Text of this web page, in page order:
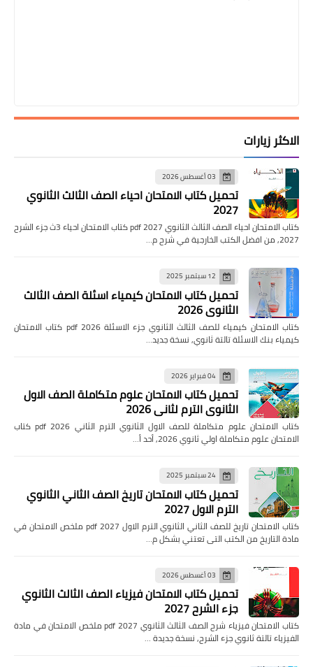
الاكثر زيارات
03 أغسطس 2026
تحميل كتاب الامتحان احياء الصف الثالث الثانوي
2027
كتاب الامتحان احياء الصف الثالث الثانوي pdf 2027 كتاب الامتحان احياء 3ث جزء الشرح
2027, من افضل الكتب الخارجية في شرح م…
12 سبتمبر 2025
تحميل كتاب الامتحان كيمياء اسئلة الصف الثالث
الثانوي 2026
كتاب الامتحان كيمياء للصف الثالث الثانوي جزء الاسئلة pdf 2026 كتاب الامتحان
كيمياء بنك الاسئلة تالتة ثانوي, نسخة جديد…
04 فبراير 2026
تحميل كتاب الامتحان علوم متكاملة الصف الاول
الثانوي الترم لثاني 2026
كتاب الامتحان علوم متكاملة للصف الاول الثانوي الترم الثاني pdf 2026 كتاب
الامتحان علوم متكاملة اولي ثانوي 2026, أحد أ…
24 سبتمبر 2025
تحميل كتاب الامتحان تاريخ الصف الثاني الثانوي
الترم الاول 2027
كتاب الامتحان تاريخ للصف الثاني الثانوي الترم الاول pdf 2027 ملخص الامتحان في
مادة التاريخ من الكتب التى تعتني بشكل م…
03 أغسطس 2026
تحميل كتاب الامتحان فيزياء الصف الثالث الثانوي
جزء الشرح 2027
كتاب الامتحان فيزياء شرح الصف الثالث الثانوي pdf 2027 ملخص الامتحان في مادة
الفيزياء تالتة ثانوي جزء الشرح, نسخة جديدة …